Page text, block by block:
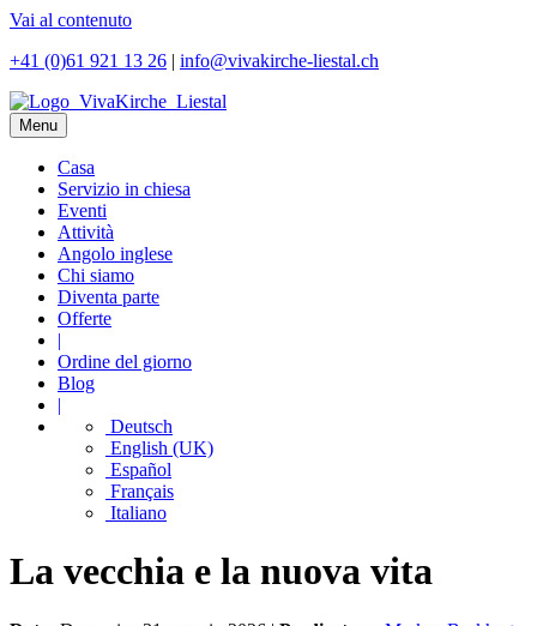
Vai al contenuto
+41 (0)61 921 13 26 | info@vivakirche-liestal.ch
Menu
Casa
Servizio in chiesa
Eventi
Attività
Angolo inglese
Chi siamo
Diventa parte
Offerte
|
Ordine del giorno
Blog
|
Deutsch
English (UK)
Español
Français
Italiano
La vecchia e la nuova vita